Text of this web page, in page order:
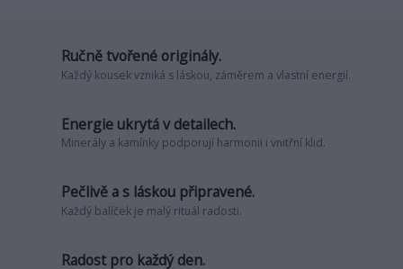
Ručně tvořené originály.
Každý kousek vzniká s láskou, záměrem a vlastní energií.
Energie ukrytá v detailech.
Minerály a kamínky podporují harmonii i vnitřní klid.
Pečlivě a s láskou připravené.
Každý balíček je malý rituál radosti.
Radost pro každý den.